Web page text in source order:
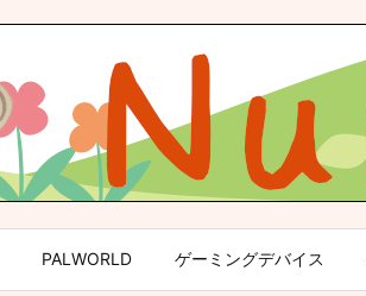
PALWORLD ゲーミングデバイス